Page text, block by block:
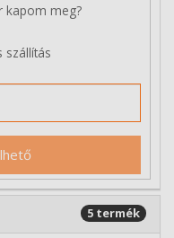
kapom meg?
szállítás
5 termék